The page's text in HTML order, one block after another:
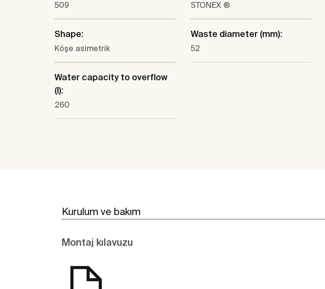
509 STONEX ®
Shape:
Köşe asimetrik
Waste diameter (mm):
52
Water capacity to overflow
(l):
260
Kurulum ve bakım
Montaj kılavuzu